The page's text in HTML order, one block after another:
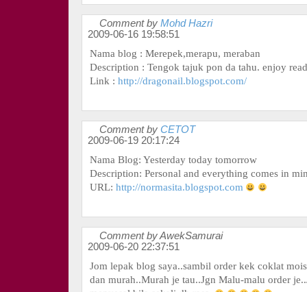
Comment by Mohd Hazri
2009-06-16 19:58:51
Nama blog : Merepek,merapu, meraban
Description : Tengok tajuk pon da tahu. enjoy
Link : http://dragonail.blogspot.com/
Comment by CETOT
2009-06-19 20:17:24
Nama Blog: Yesterday today tomorrow
Description: Personal and everything comes in
URL: http://normasita.blogspot.com
Comment by AwekSamurai
2009-06-20 22:37:51
Jom lepak blog saya..sambil order kek coklat
dan murah..Murah je tau..Jgn Malu-malu order